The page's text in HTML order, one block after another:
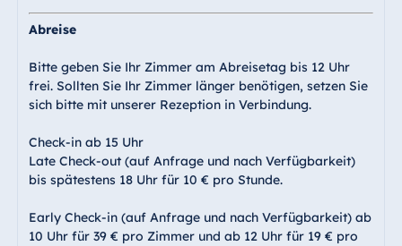
Hotel Amelia
China
Garden
Hotel &
Conference
Abreise
Bitte geben Sie Ihr Zimmer am Abreisetag bis 12 Uhr
frei. Sollten Sie Ihr Zimmer länger benötigen, setzen Sie
sich bitte mit unserer Rezeption in Verbindung.
Check-in ab 15 Uhr
Late Check-out (auf Anfrage und nach Verfügbarkeit)
bis spätestens 18 Uhr für 10 € pro Stunde.
Early Check-in (auf Anfrage und nach Verfügbarkeit) ab
10 Uhr für 39 € pro Zimmer und ab 12 Uhr für 19 € pro